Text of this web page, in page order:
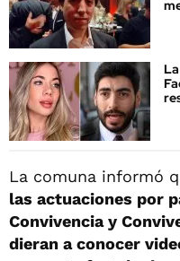
La comuna informó
las actuaciones por
Convivencia y
dieran a conocer